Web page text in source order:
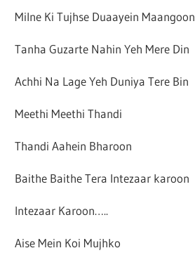
Milne Ki Tujhse Duaayein Maangoon
Tanha Guzarte Nahin Yeh Mere Din
Achhi Na Lage Yeh Duniya Tere Bin
Meethi Meethi Thandi
Thandi Aahein Bharoon
Baithe Baithe Tera Intezaar karoon
Intezaar Karoon…..
Aise Mein Koi Mujhko